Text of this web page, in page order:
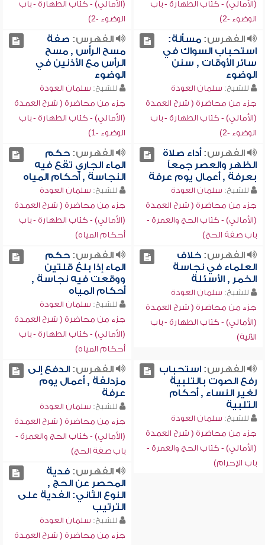
(الأمالي) - كتاب الطهارة - باب
الوضوء -2)
(الأمالي) - كتاب الطهارة - باب
الوضوء -2)
الفهرس:مسألة:
استحباب السواك في
سائر الأوقات , سنن
الوضوء
للشيخ: سلمان العودة
جزء من محاضرة ( شرح العمدة
(الأمالي) - كتاب الطهارة - باب
الوضوء -2)
الفهرس: صفة
مسح الرأس , مسح
الرأس مع الأذنين في
الوضوء
للشيخ: سلمان العودة
جزء من محاضرة ( شرح العمدة
(الأمالي) - كتاب الطهارة - باب
الوضوء -1)
الفهرس:أداء صلاة
الظهر والعصر جمعاً
بعرفة , أعمال يوم عرفة
للشيخ: سلمان العودة
جزء من محاضرة ( شرح العمدة
(الأمالي) - كتاب الحج والعمرة -
باب صفة الحج)
الفهرس:حكم
الماء الجاري تقع فيه
النجاسة , أحكام المياه
للشيخ: سلمان العودة
جزء من محاضرة ( شرح العمدة
(الأمالي) - كتاب الطهارة - باب
أحكام المياه)
الفهرس:خلاف
العلماء في نجاسة
الخمر , الأسئلة
للشيخ: سلمان العودة
جزء من محاضرة ( شرح العمدة
(الأمالي) - كتاب الطهارة - باب
الآنية)
الفهرس:حكم
الماء إذا بلغ قلتين
ووقعت فيه نجاسة ,
أحكام المياه
للشيخ: سلمان العودة
جزء من محاضرة ( شرح العمدة
(الأمالي) - كتاب الطهارة - باب
أحكام المياه)
الفهرس:استحباب
رفع الصوت بالتلبية
لغير النساء , أحكام
التلبية
للشيخ: سلمان العودة
جزء من محاضرة ( شرح العمدة
(الأمالي) - كتاب الحج والعمرة -
باب الإحرام)
الفهرس:الدفع إلى
مزدلفة , أعمال يوم
عرفة
للشيخ: سلمان العودة
جزء من محاضرة ( شرح العمدة
(الأمالي) - كتاب الحج والعمرة -
باب صفة الحج)
الفهرس:فدية
المحصر عن الحج ,
النوع الثاني: الفدية على
الترتيب
للشيخ: سلمان العودة
جزء من محاضرة ( شرح العمدة